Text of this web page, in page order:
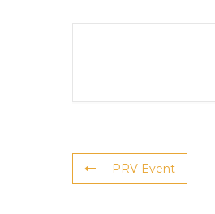
PRV Event